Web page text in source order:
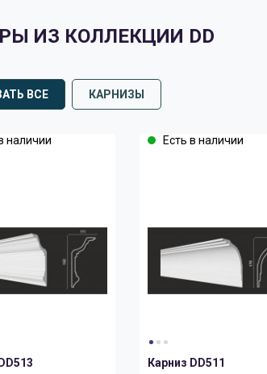
ИЗ КОЛЛЕКЦИИ DD
ВСЕ КАРНИЗЫ
наличии Есть в наличии
Карниз DD511